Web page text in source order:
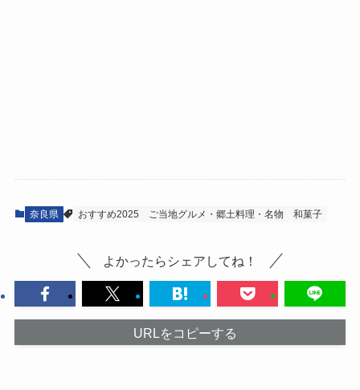
奈良県 おすすめ2025 ご当地グルメ・郷土料理・名物 和菓子
よかったらシェアしてね！
URLをコピーする